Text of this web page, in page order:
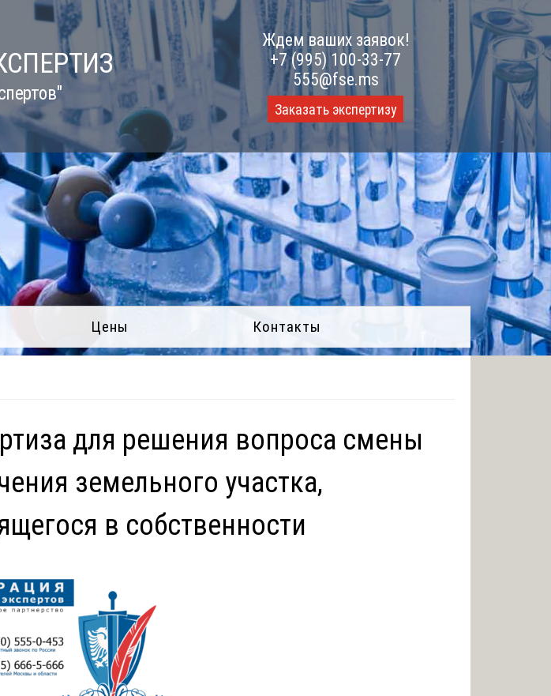
Ждем ваших заявок!
+7 (995) 100-33-77
555@fse.ms
Заказать экспертизу
Цены Контакты
для решения вопроса смены
земельного участка,
в собственности